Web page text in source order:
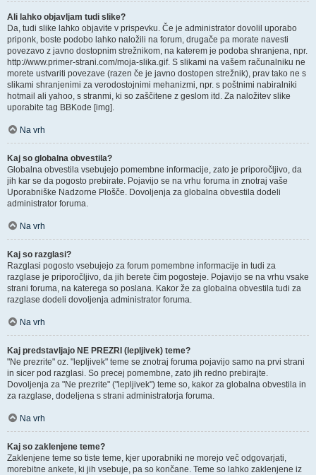
Ali lahko objavljam tudi slike?
Da, tudi slike lahko objavite v prispevku. Če je administrator dovolil uporabo
priponk, boste podobo lahko naložili na forum, drugače pa morate navesti
povezavo z javno dostopnim strežnikom, na katerem je podoba shranjena, npr.
http://www.primer-strani.com/moja-slika.gif. S slikami na vašem računalniku ne
morete ustvariti povezave (razen če je javno dostopen strežnik), prav tako ne s
slikami shranjenimi za verodostojnimi mehanizmi, npr. s poštnimi nabiralniki
hotmail ali yahoo, s stranmi, ki so zaščitene z geslom itd. Za naložitev slike
uporabite tag BBKode [img].
Na vrh
Kaj so globalna obvestila?
Globalna obvestila vsebujejo pomembne informacije, zato je priporočljivo, da
jih kar se da pogosto prebirate. Pojavijo se na vrhu foruma in znotraj vaše
Uporabniške Nadzorne Plošče. Dovoljenja za globalna obvestila dodeli
administrator foruma.
Na vrh
Kaj so razglasi?
Razglasi pogosto vsebujejo za forum pomembne informacije in tudi za
razglase je priporočljivo, da jih berete čim pogosteje. Pojavijo se na vrhu vsake
strani foruma, na katerega so poslana. Kakor že za globalna obvestila tudi za
razglase dodeli dovoljenja administrator foruma.
Na vrh
Kaj predstavljajo NE PREZRI (lepljivek) teme?
"Ne prezrite" oz. "lepljivek" teme se znotraj foruma pojavijo samo na prvi strani
in sicer pod razglasi. So precej pomembne, zato jih redno prebirajte.
Dovoljenja za "Ne prezrite" ("lepljivek") teme so, kakor za globalna obvestila in
za razglase, dodeljena s strani administratorja foruma.
Na vrh
Kaj so zaklenjene teme?
Zaklenjene teme so tiste teme, kjer uporabniki ne morejo več odgovarjati,
morebitne ankete, ki jih vsebuje, pa so končane. Teme so lahko zaklenjene iz